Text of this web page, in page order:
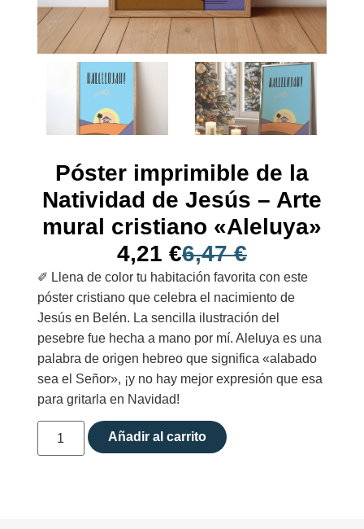
Póster imprimible de la
Natividad de Jesús – Arte
mural cristiano «Aleluya»
6,47€
4,21 €
✐ Llena de color tu habitación favorita con este
póster cristiano que celebra el nacimiento de
Jesús en Belén. La sencilla ilustración del
pesebre fue hecha a mano por mí. Aleluya es una
palabra de origen hebreo que significa «alabado
sea el Señor», ¡y no hay mejor expresión que esa
para gritarla en Navidad!
Añadir al carrito